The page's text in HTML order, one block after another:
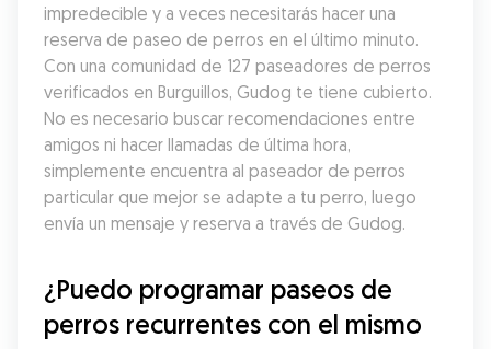
impredecible y a veces necesitarás hacer una
reserva de paseo de perros en el último minuto.
Con una comunidad de 127 paseadores de perros
verificados en Burguillos, Gudog te tiene cubierto.
No es necesario buscar recomendaciones entre
amigos ni hacer llamadas de última hora,
simplemente encuentra al paseador de perros
particular que mejor se adapte a tu perro, luego
envía un mensaje y reserva a través de Gudog.
¿Puedo programar paseos de
perros recurrentes con el mismo